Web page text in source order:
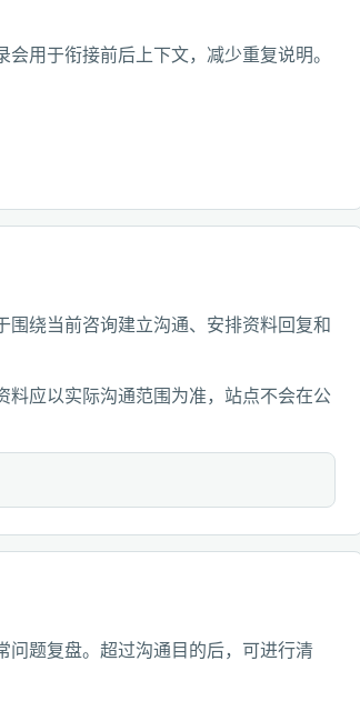
用于衔接前后上下文，减少重复说明。
绕当前咨询建立沟通、安排资料回复和
应以实际沟通范围为准，站点不会在公
问题复盘。超过沟通目的后，可进行清